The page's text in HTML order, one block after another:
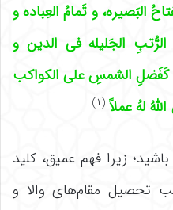
البَصیره، و تَمامُ العِباده و
الرُّتبِ الجَلیله فی الدین و
کَفَضلِ الشمسِ علی الکواکب
لهُ عملاً (۱)
زیرا فهم عمیق، کلید
تحصیل مقام‌های والا و